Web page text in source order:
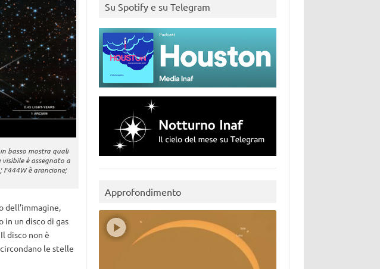
basso mostra quali
è assegnato a
F444W è arancione;
dell’immagine,
in un disco di gas
disco non è
le stelle
Su Spotify e su Telegram
Approfondimento